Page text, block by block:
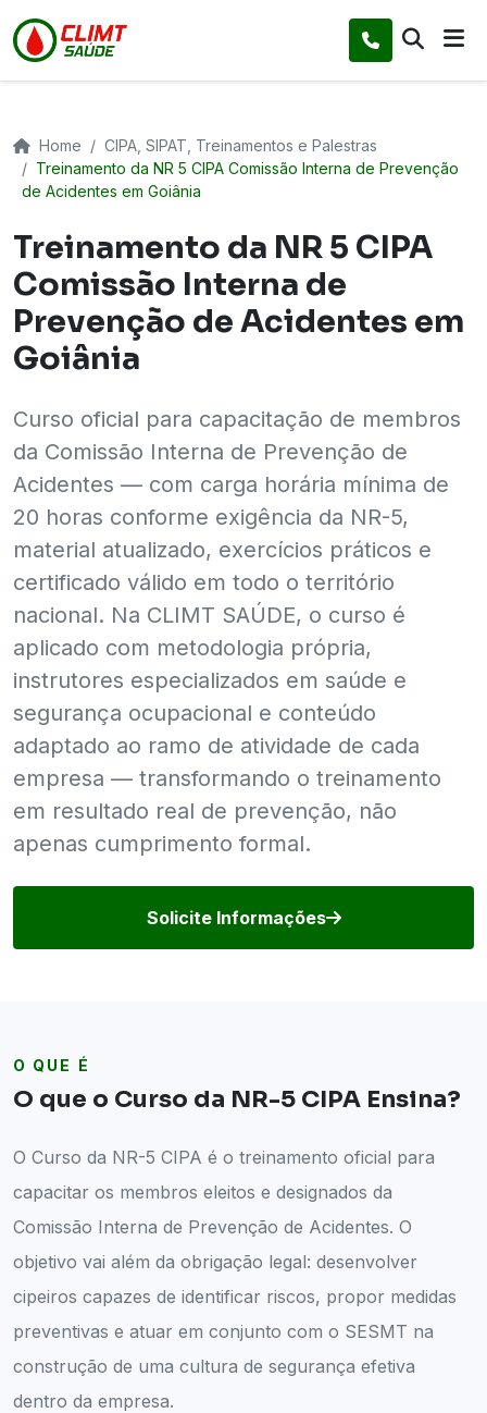
Home
CIPA, SIPAT, Treinamentos e Palestras
Treinamento da NR 5 CIPA Comissão Interna de Prevenção
de Acidentes em Goiânia
Treinamento da NR 5 CIPA
Comissão Interna de
Prevenção de Acidentes em
Goiânia
Curso oficial para capacitação de membros
da Comissão Interna de Prevenção de
Acidentes — com carga horária mínima de
20 horas conforme exigência da NR-5,
material atualizado, exercícios práticos e
certificado válido em todo o território
nacional. Na CLIMT SAÚDE, o curso é
aplicado com metodologia própria,
instrutores especializados em saúde e
segurança ocupacional e conteúdo
adaptado ao ramo de atividade de cada
empresa — transformando o treinamento
em resultado real de prevenção, não
apenas cumprimento formal.
Solicite Informações
O QUE É
O que o Curso da NR-5 CIPA Ensina?
O Curso da NR-5 CIPA é o treinamento oficial para
capacitar os membros eleitos e designados da
Comissão Interna de Prevenção de Acidentes. O
objetivo vai além da obrigação legal: desenvolver
cipeiros capazes de identificar riscos, propor medidas
preventivas e atuar em conjunto com o SESMT na
construção de uma cultura de segurança efetiva
dentro da empresa.